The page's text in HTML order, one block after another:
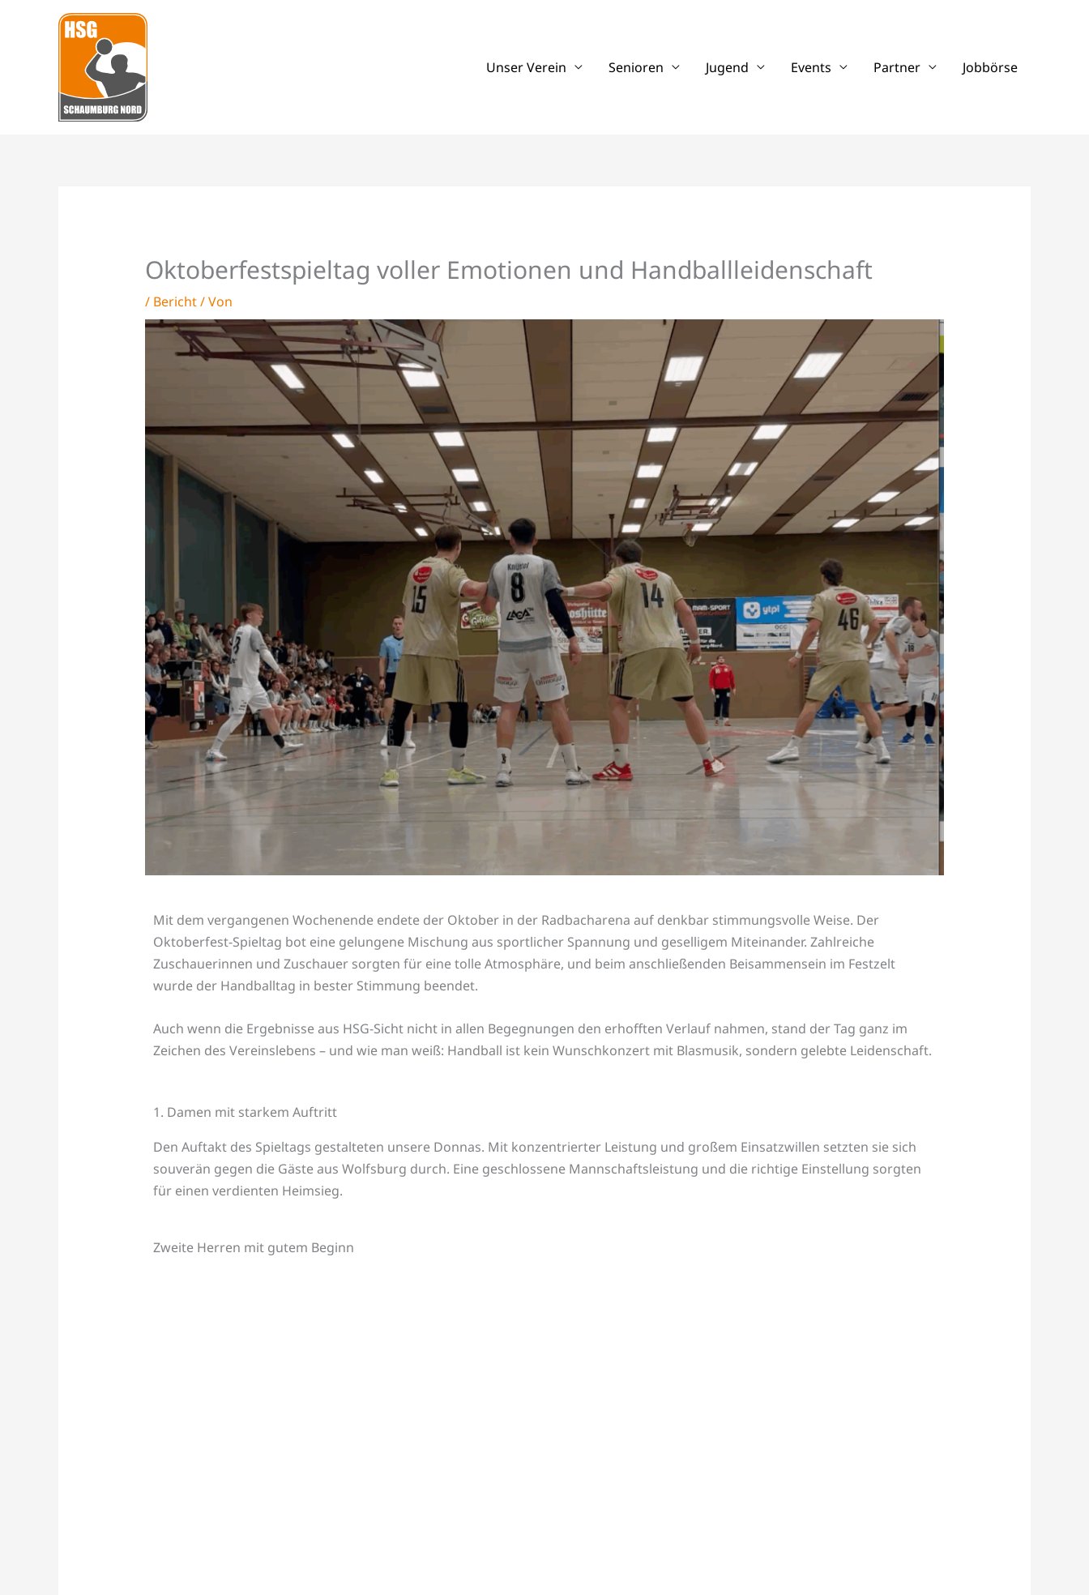
Unser Verein Senioren Jugend Events Partner Jobbörse
Oktoberfestspieltag voller Emotionen und Handballleidenschaft
/ Bericht/ Von
Mit dem vergangenen Wochenende endete der Oktober in der Radbacharena auf denkbar stimmungsvolle Weise. Der
Oktoberfest-Spieltag bot eine gelungene Mischung aus sportlicher Spannung und geselligem Miteinander. Zahlreiche
Zuschauerinnen und Zuschauer sorgten für eine tolle Atmosphäre, und beim anschließenden Beisammensein im Festzelt
wurde der Handballtag in bester Stimmung beendet.
Auch wenn die Ergebnisse aus HSG-Sicht nicht in allen Begegnungen den erhofften Verlauf nahmen, stand der Tag ganz im
Zeichen des Vereinslebens – und wie man weiß: Handball ist kein Wunschkonzert mit Blasmusik, sondern gelebte Leidenschaft.
1. Damen mit starkem Auftritt
Den Auftakt des Spieltags gestalteten unsere Donnas. Mit konzentrierter Leistung und großem Einsatzwillen setzten sie sich
souverän gegen die Gäste aus Wolfsburg durch. Eine geschlossene Mannschaftsleistung und die richtige Einstellung sorgten
für einen verdienten Heimsieg.
Zweite Herren mit gutem Beginn